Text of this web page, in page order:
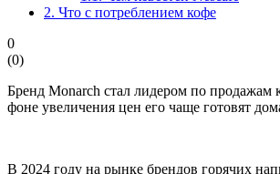
2. Что с потреблением кофе
0
(0)
Бренд Monarch стал лидером по продажам
фоне увеличения цен его чаще готовят
В 2024 году на рынке брендов горячих